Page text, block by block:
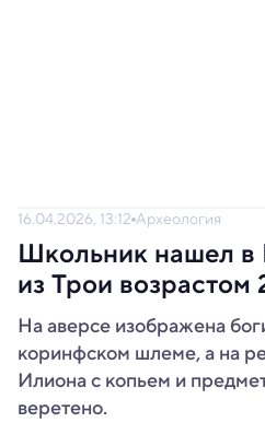
16.04.2026, 13:12 Археология
Школьник нашел в
из Трои возрастом
На аверсе изображена
коринфском шлеме, а на
Илиона с копьем и
веретено.